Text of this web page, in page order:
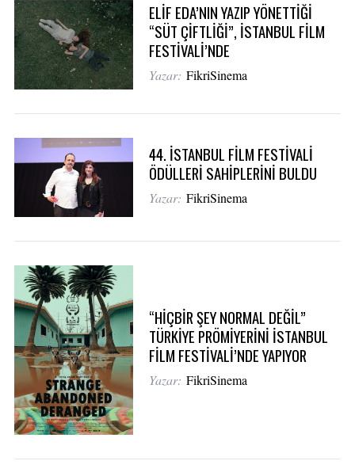
ELİF EDA’NIN YAZIP YÖNETTİĞİ
“SÜT ÇİFTLİĞİ”, İSTANBUL FİLM
FESTİVALİ’NDE
Yazar: FikriSinema
44. İSTANBUL FİLM FESTİVALİ
ÖDÜLLERİ SAHİPLERİNİ BULDU
Yazar: FikriSinema
“HİÇBİR ŞEY NORMAL DEĞİL”
TÜRKİYE PRÖMİYERİNİ İSTANBUL
FİLM FESTİVALİ’NDE YAPIYOR
Yazar: FikriSinema